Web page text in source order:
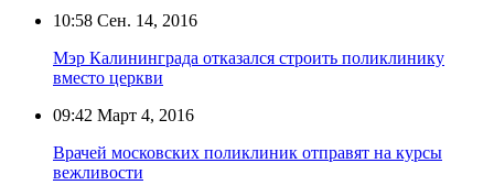
10:58 Сен. 14, 2016
Мэр Калининграда отказался строить поликлинику
вместо церкви
09:42 Март 4, 2016
Врачей московских поликлиник отправят на курсы
вежливости